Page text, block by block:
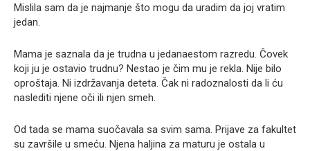
Mislila sam da je najmanje što mogu da uradim da joj vratim
jedan.
Mama je saznala da je trudna u jedanaestom razredu. Čovek
koji ju je ostavio trudnu? Nestao je čim mu je rekla. Nije bilo
oproštaja. Ni izdržavanja deteta. Čak ni radoznalosti da li ću
naslediti njene oči ili njen smeh.
Od tada se mama suočavala sa svim sama. Prijave za fakultet
su završile u smeću. Njena haljina za maturu je ostala u